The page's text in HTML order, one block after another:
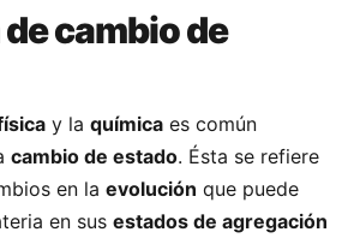
cambio de
y la química es común
cambio de estado. Ésta se refiere
en la evolución que puede
en sus estados de agregación